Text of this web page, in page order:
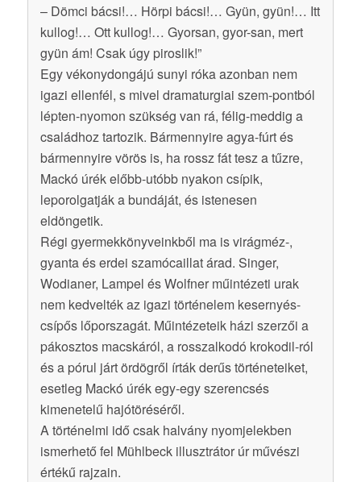
– Dömci bácsi!… Hörpi bácsi!… Gyün, gyün!… Itt
kullog!… Ott kullog!… Gyorsan, gyor-san, mert
gyün ám! Csak úgy piroslik!”
Egy vékonydongájú sunyi róka azonban nem
igazi ellenfél, s mivel dramaturgiai szem-pontból
lépten-nyomon szükség van rá, félig-meddig a
családhoz tartozik. Bármennyire agya-fúrt és
bármennyire vörös is, ha rossz fát tesz a tűzre,
Mackó úrék előbb-utóbb nyakon csípik,
leporolgatják a bundáját, és istenesen
eldöngetik.
Régi gyermekkönyveinkből ma is virágméz-,
gyanta és erdei szamócaillat árad. Singer,
Wodianer, Lampel és Wolfner műintézeti urak
nem kedvelték az igazi történelem kesernyés-
csípős lőporszagát. Műintézeteik házi szerzői a
pákosztos macskáról, a rosszalkodó krokodil-ról
és a pórul járt ördögről írták derűs történeteiket,
esetleg Mackó úrék egy-egy szerencsés
kimenetelű hajótöréséről.
A történelmi idő csak halvány nyomjelekben
ismerhető fel Mühlbeck illusztrátor úr művészi
értékű rajzain.